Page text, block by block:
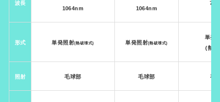
波長
1064nm
1064nm
形式 単発照射(熱破壊式) 単発照射(熱破壊式)
単発
(熱破
照射 毛球部 毛球部 毛